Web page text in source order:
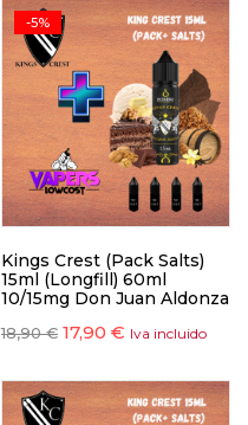
-5%
Kings Crest (Pack Salts)
15ml (Longfill) 60ml
10/15mg Don Juan Aldonza
18,90€ 17,90 € Iva incluido